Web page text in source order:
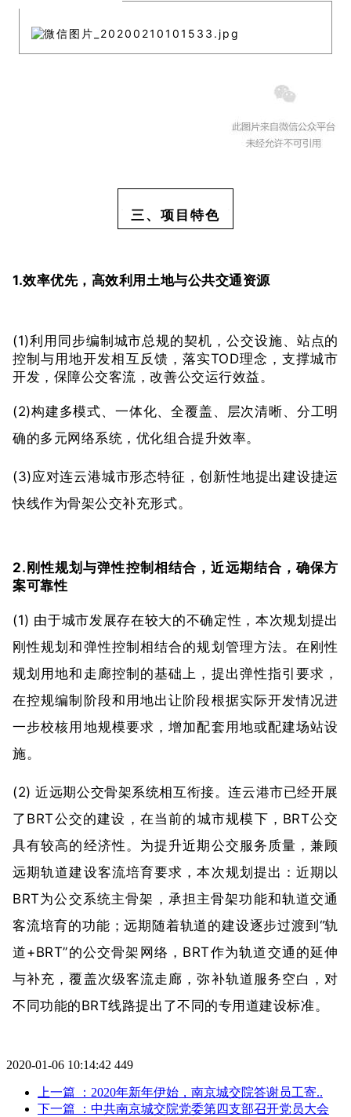
三、项目特色
1.效率优先，高效利用土地与公共交通资源
(1)利用同步编制城市总规的契机，公交设施、站点的
控制与用地开发相互反馈，落实TOD理念，支撑城市
开发，保障公交客流，改善公交运行效益。
(2)构建多模式、一体化、全覆盖、层次清晰、分工明
确的多元网络系统，优化组合提升效率。
(3)应对连云港城市形态特征，创新性地提出建设捷运
快线作为骨架公交补充形式。
2.刚性规划与弹性控制相结合，近远期结合，确保方
案可靠性
(1) 由于城市发展存在较大的不确定性，本次规划提出
刚性规划和弹性控制相结合的规划管理方法。在刚性
规划用地和走廊控制的基础上，提出弹性指引要求，
在控规编制阶段和用地出让阶段根据实际开发情况进
一步校核用地规模要求，增加配套用地或配建场站设
施。
(2) 近远期公交骨架系统相互衔接。连云港市已经开展
了BRT公交的建设，在当前的城市规模下，BRT公交
具有较高的经济性。为提升近期公交服务质量，兼顾
远期轨道建设客流培育要求，本次规划提出：近期以
BRT为公交系统主骨架，承担主骨架功能和轨道交通
客流培育的功能；远期随着轨道的建设逐步过渡到“轨
道+BRT”的公交骨架网络，BRT作为轨道交通的延伸
与补充，覆盖次级客流走廊，弥补轨道服务空白，对
不同功能的BRT线路提出了不同的专用道建设标准。
2020-01-06 10:14:42 449
上一篇
：2020年新年伊始，南京城交院答谢员工寄..
下一篇
：中共南京城交院党委第四支部召开党员大会